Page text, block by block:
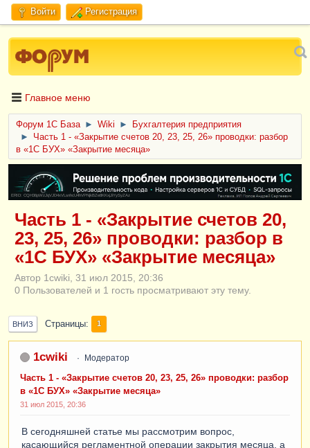
Войти Регистрация
Главное меню
Форум 1C База ► Wiki ►
Бухгалтерия предприятия
►
Часть 1 - «Закрытие счетов 20, 23, 25, 26» проводки: разбор
в «1С БУХ» «Закрытие месяца»
ERID: CQH36pWzJqVJD4xVLsnhcU4hVPNjkBZe8KKxjJiYySyZAz
Часть 1 - «Закрытие счетов 20,
23, 25, 26» проводки: разбор в
«1С БУХ» «Закрытие месяца»
Автор 1cwiki, 31 июл 2015, 20:36
0 Пользователей и 1 гость просматривают эту тему.
ВНИЗ Страницы 1
1cwiki Модератор
Часть 1 - «Закрытие счетов 20, 23, 25, 26» проводки: разбор
в «1С БУХ» «Закрытие месяца»
31 июл 2015, 20:36
В сегодняшней статье мы рассмотрим вопрос,
касающийся регламентной операции закрытия месяца, а